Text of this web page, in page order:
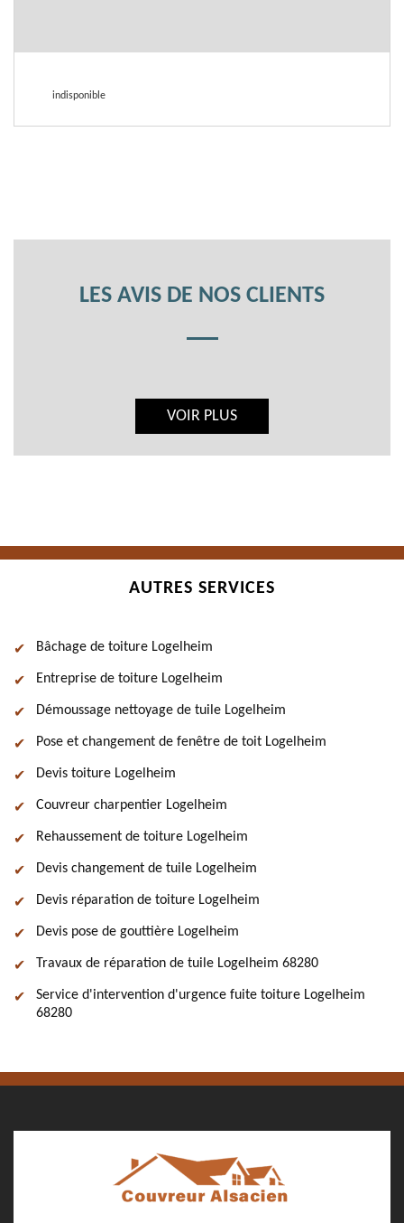
indisponible
LES AVIS DE NOS CLIENTS
VOIR PLUS
AUTRES SERVICES
Bâchage de toiture Logelheim
Entreprise de toiture Logelheim
Démoussage nettoyage de tuile Logelheim
Pose et changement de fenêtre de toit Logelheim
Devis toiture Logelheim
Couvreur charpentier Logelheim
Rehaussement de toiture Logelheim
Devis changement de tuile Logelheim
Devis réparation de toiture Logelheim
Devis pose de gouttière Logelheim
Travaux de réparation de tuile Logelheim 68280
Service d'intervention d'urgence fuite toiture Logelheim
68280